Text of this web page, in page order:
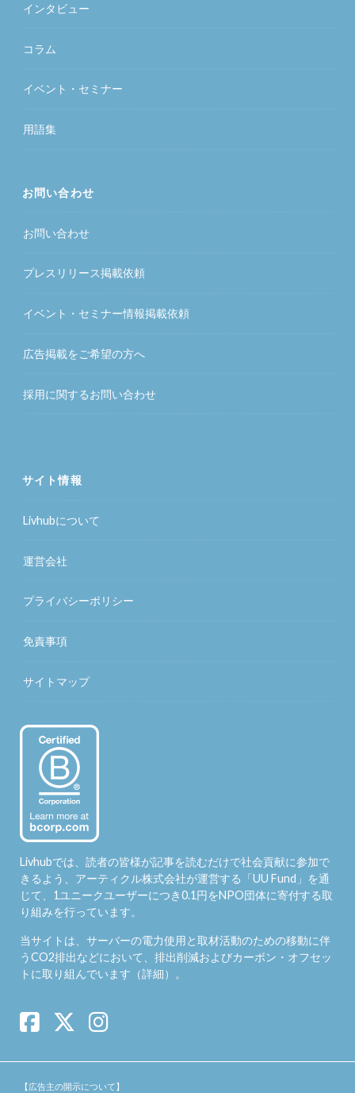
インタビュー
コラム
イベント・セミナー
用語集
お問い合わせ
お問い合わせ
プレスリリース掲載依頼
イベント・セミナー情報掲載依頼
広告掲載をご希望の方へ
採用に関するお問い合わせ
サイト情報
Livhubについて
運営会社
プライバシーポリシー
免責事項
サイトマップ
Livhubでは、読者の皆様が記事を読むだけで社会貢献に参加で
きるよう、アーティクル株式会社が運営する「UU Fund 」を通
じて、1ユニークユーザーにつき0.1円をNPO団体に寄付する取
り組みを行っています。
当サイトは、サーバーの電力使用と取材活動のための移動に伴
うCO2排出などにおいて、排出削減およびカーボン・オフセッ
トに取り組んでいます（詳細）。
【広告主の開示について】